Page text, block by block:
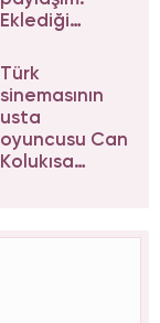
Eklediği
sosyal
medyayı
karıştırdı
Türk
sinemasının
usta
oyuncusu Can
Kolukısa